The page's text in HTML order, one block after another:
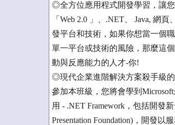
◎全方位應用程式開發學習，讓
「Web 2.0 」、.NET、 Java, 網
發平台和技術，如果你想當一個
單一平台或技術的風險，那麼這
動與反應能力的人才-你!
◎現代企業進階解決方案殺手級的
參加本班級，您將會學到
用 - .NET Framework，包括開發
Presentation Foundation)，開發以